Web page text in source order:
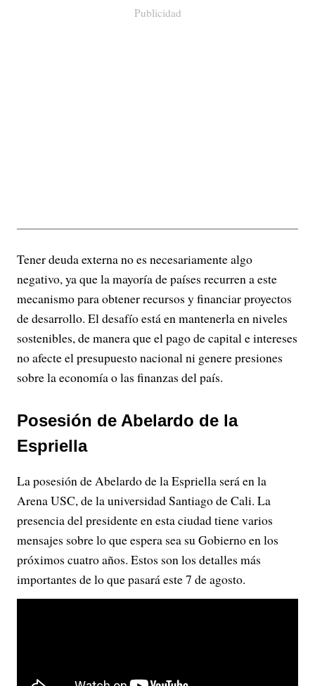
Publicidad
Tener deuda externa no es necesariamente algo
negativo, ya que la mayoría de países recurren a este
mecanismo para obtener recursos y financiar proyectos
de desarrollo. El desafío está en mantenerla en niveles
sostenibles, de manera que el pago de capital e intereses
no afecte el presupuesto nacional ni genere presiones
sobre la economía o las finanzas del país.
Posesión de Abelardo de la
Espriella
La posesión de Abelardo de la Espriella será en la
Arena USC, de la universidad Santiago de Cali. La
presencia del presidente en esta ciudad tiene varios
mensajes sobre lo que espera sea su Gobierno en los
próximos cuatro años. Estos son los detalles más
importantes de lo que pasará este 7 de agosto.